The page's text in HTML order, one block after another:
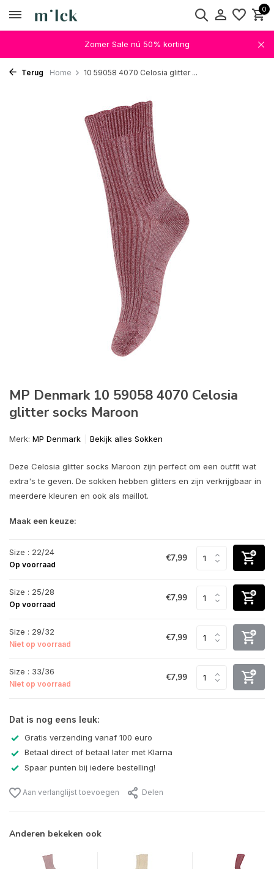
0
Zomer Sale nú 50% korting
Terug Home 10 59058 4070 Celosia glitter ...
MP Denmark 10 59058 4070 Celosia
glitter socks Maroon
Merk: MP Denmark Bekijk alles Sokken
Deze Celosia glitter socks Maroon zijn perfect om een outfit wat
extra's te geven. De sokken hebben glitters en zijn verkrijgbaar in
meerdere kleuren en ook als maillot.
Maak een keuze:
Size : 22/24
Op voorraad
€7,99
Size : 25/28
Op voorraad
€7,99
Size : 29/32
Niet op voorraad
€7,99
Size : 33/36
Niet op voorraad
€7,99
Dat is nog eens leuk:
Gratis verzending vanaf 100 euro
Betaal direct of betaal later met Klarna
Spaar punten bij iedere bestelling!
Aan verlanglijst toevoegen Delen
Anderen bekeken ook